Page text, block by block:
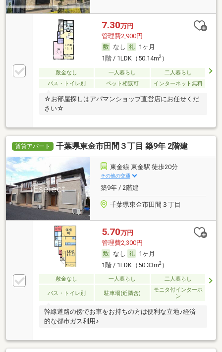
7.30万円
管理費2,900円
なし
1ヶ月
1階 / 1LDK（50.14m2）
敷金なし 一人暮らし
二人暮らし
バス・トイレ別
ペット相談可 インターネット無料
☆お部屋探しはアパマンショップ直営店にお任せくだ
さい☆
賃貸アパート 千葉県東金市田間３丁目 築9年 2階建
東金線 東金駅 徒歩20分
その他の交通
築9年 / 2階建
千葉県東金市田間３丁目
5.70万円
管理費2,300円
なし
1ヶ月
1階 / 1LDK（50.33m2）
敷金なし 一人暮らし 二人暮らし
バス・トイレ別 駐車場(近隣含)
モニタ付インターホ
ン
幹線道路の傍でお車をお持ちの方は便利な立地♪経済
的な都市ガス利用♪